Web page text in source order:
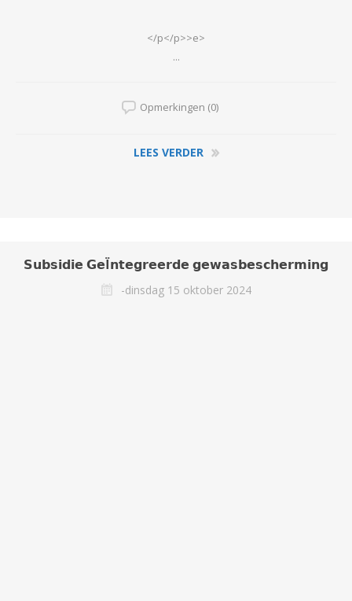
</p</p>>e>
...
Opmerkingen (0)
LEES VERDER
𝗦𝘂𝗯𝘀𝗶𝗱𝗶𝗲 𝗚𝗲Ï𝗻𝘁𝗲𝗴𝗿𝗲𝗲𝗿𝗱𝗲 𝗴𝗲𝘄𝗮𝘀𝗯𝗲𝘀𝗰𝗵𝗲𝗿𝗺𝗶𝗻𝗴
-dinsdag 15 oktober 2024